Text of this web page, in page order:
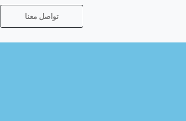
تواصل معنا